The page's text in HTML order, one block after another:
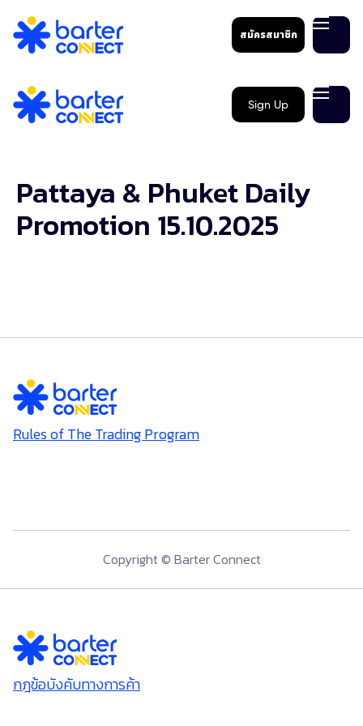
สมัครสมาชิก
Sign Up
Pattaya & Phuket Daily
Promotion 15.10.2025
Rules of The Trading Program
Copyright © Barter Connect
กฎข้อบังคับทางการค้า